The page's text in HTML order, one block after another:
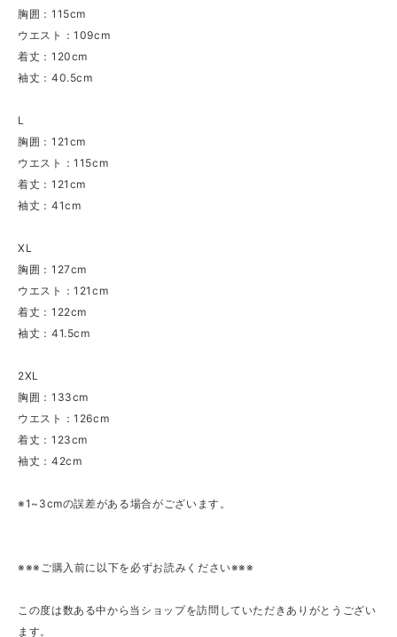
胸囲：115cm
ウエスト：109cm
着丈：120cm
袖丈：40.5cm
L
胸囲：121cm
ウエスト：115cm
着丈：121cm
袖丈：41cm
XL
胸囲：127cm
ウエスト：121cm
着丈：122cm
袖丈：41.5cm
2XL
胸囲：133cm
ウエスト：126cm
着丈：123cm
袖丈：42cm
※1~3cmの誤差がある場合がございます。
※※※ご購入前に以下を必ずお読みください※※※
この度は数ある中から当ショップを訪問していただきありがとうござい
ます。